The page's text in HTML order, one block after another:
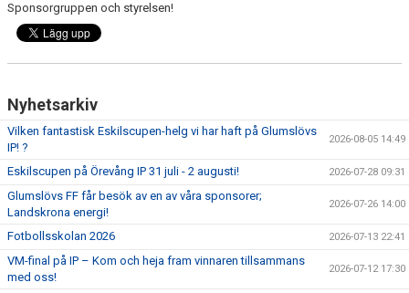
Sponsorgruppen och styrelsen!
Nyhetsarkiv
Vilken fantastisk Eskilscupen-helg vi har haft på Glumslövs
IP! ?
2026-08-05 14:49
Eskilscupen på Örevång IP 31 juli - 2 augusti! 2026-07-28 09:31
Glumslövs FF får besök av en av våra sponsorer;
Landskrona energi!
2026-07-26 14:00
Fotbollsskolan 2026 2026-07-13 22:41
VM-final på IP – Kom och heja fram vinnaren tillsammans
med oss!
2026-07-12 17:30